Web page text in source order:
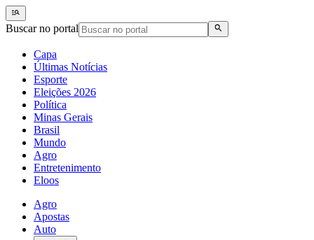
Buscar no portal
Capa
Últimas Notícias
Esporte
Eleições 2026
Política
Minas Gerais
Brasil
Mundo
Agro
Entretenimento
Eloos
Agro
Apostas
Auto